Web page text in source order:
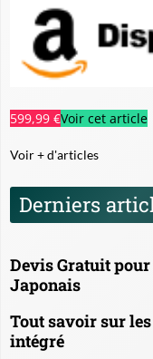
599,99 €Voir cet article
Voir + d'articles
Derniers
Devis Gratuit
Japonais
Tout savoir sur
intégré